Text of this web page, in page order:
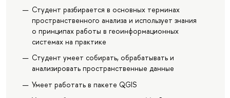
Студент разбирается в основных терминах
пространственного анализа и использует знания
о принципах работы в геоинформационных
системах на практике
Студент умеет собирать, обрабатывать и
анализировать пространственные данные
Умеет работать в пакете QGIS